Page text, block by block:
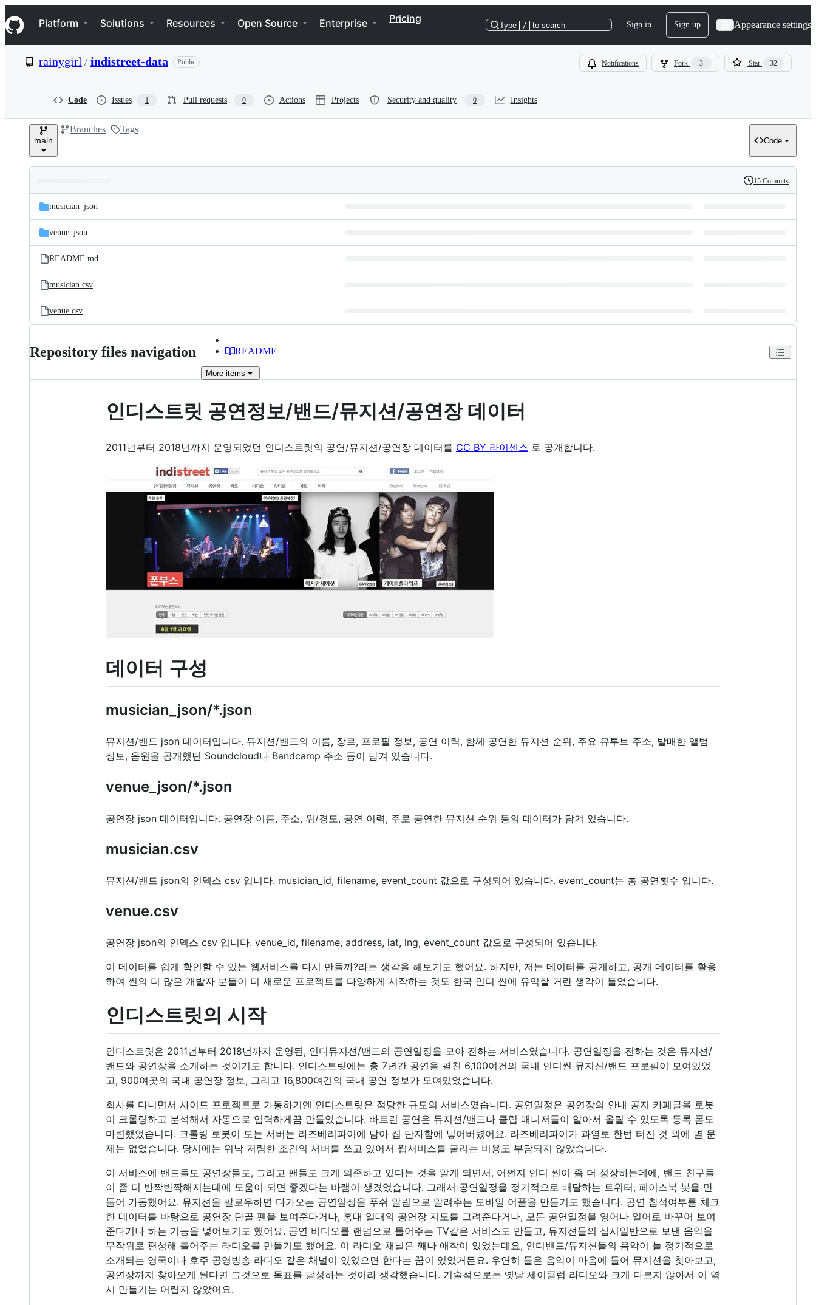
k
i
p
e
Navigation Menu
Platform Solutions Resources Open Source Enterprise Pricing
Type / to search Sign in Sign up Appearance settings
rainygirl /indistreet-data Public Notifications Fork 3 Star 32
Code Issues 1 Pull requests 0 Actions Projects Security and quality 0 Insights
main
Branches Tags
Code
and
files
Latest
commit
History
15 Commits
musician_json
venue_json
README.md
musician.csv
venue.csv
Repository files navigation README
More items
인디스트릿 공연정보/밴드/뮤지션/공연장 데이터
2011년부터 2018년까지 운영되었던 인디스트릿의 공연/뮤지션/공연장 데이터를 CC BY 라이센스 로 공개합니다.
데이터 구성
musician_json/*.json
뮤지션/밴드 json 데이터입니다. 뮤지션/밴드의 이름, 장르, 프로필 정보, 공연 이력, 함께 공연한 뮤지션 순위, 주요 유투브 주소, 발매한 앨범
정보, 음원을 공개했던 Soundcloud나 Bandcamp 주소 등이 담겨 있습니다.
venue_json/*.json
공연장 json 데이터입니다. 공연장 이름, 주소, 위/경도, 공연 이력, 주로 공연한 뮤지션 순위 등의 데이터가 담겨 있습니다.
musician.csv
뮤지션/밴드 json의 인덱스 csv 입니다. musician_id, filename, event_count 값으로 구성되어 있습니다. event_count는 총 공연횟수 입니다.
venue.csv
공연장 json의 인덱스 csv 입니다. venue_id, filename, address, lat, lng, event_count 값으로 구성되어 있습니다.
이 데이터를 쉽게 확인할 수 있는 웹서비스를 다시 만들까?라는 생각을 해보기도 했어요. 하지만, 저는 데이터를 공개하고, 공개 데이터를 활용
하여 씬의 더 많은 개발자 분들이 더 새로운 프로젝트를 다양하게 시작하는 것도 한국 인디 씬에 유익할 거란 생각이 들었습니다.
인디스트릿의 시작
인디스트릿은 2011년부터 2018년까지 운영된, 인디뮤지션/밴드의 공연일정을 모아 전하는 서비스였습니다. 공연일정을 전하는 것은 뮤지션/
밴드와 공연장을 소개하는 것이기도 합니다. 인디스트릿에는 총 7년간 공연을 펼친 6,100여건의 국내 인디씬 뮤지션/밴드 프로필이 모여있었
고, 900여곳의 국내 공연장 정보, 그리고 16,800여건의 국내 공연 정보가 모여있었습니다.
회사를 다니면서 사이드 프로젝트로 가동하기엔 인디스트릿은 적당한 규모의 서비스였습니다. 공연일정은 공연장의 안내 공지 카페글을 로봇
이 크롤링하고 분석해서 자동으로 입력하게끔 만들었습니다. 빠트린 공연은 뮤지션/밴드나 클럽 매니저들이 알아서 올릴 수 있도록 등록 폼도
마련했었습니다. 크롤링 로봇이 도는 서버는 라즈베리파이에 담아 집 단자함에 넣어버렸어요. 라즈베리파이가 과열로 한번 터진 것 외에 별 문
제는 없었습니다. 당시에는 워낙 저렴한 조건의 서버를 쓰고 있어서 웹서비스를 굴리는 비용도 부담되지 않았습니다.
이 서비스에 밴드들도 공연장들도, 그리고 팬들도 크게 의존하고 있다는 것을 알게 되면서, 어쩐지 인디 씬이 좀 더 성장하는데에, 밴드 친구들
이 좀 더 반짝반짝해지는데에 도움이 되면 좋겠다는 바램이 생겼었습니다. 그래서 공연일정을 정기적으로 배달하는 트위터, 페이스북 봇을 만
들어 가동했어요. 뮤지션을 팔로우하면 다가오는 공연일정을 푸쉬 알림으로 알려주는 모바일 어플을 만들기도 했습니다. 공연 참석여부를 체크
한 데이터를 바탕으로 공연장 단골 팬을 보여준다거나, 홍대 일대의 공연장 지도를 그려준다거나, 모든 공연일정을 영어나 일어로 바꾸어 보여
준다거나 하는 기능을 넣어보기도 했어요. 공연 비디오를 랜덤으로 틀어주는 TV같은 서비스도 만들고, 뮤지션들의 십시일반으로 보낸 음악을
무작위로 편성해 틀어주는 라디오를 만들기도 했어요. 이 라디오 채널은 꽤나 애착이 있었는데요, 인디밴드/뮤지션들의 음악이 늘 정기적으로
소개되는 영국이나 호주 공영방송 라디오 같은 채널이 있었으면 한다는 꿈이 있었거든요. 우연히 들은 음악이 마음에 들어 뮤지션을 찾아보고,
공연장까지 찾아오게 된다면 그것으로 목표를 달성하는 것이라 생각했습니다. 기술적으로는 옛날 세이클럽 라디오와 크게 다르지 않아서 이 역
시 만들기는 어렵지 않았어요.